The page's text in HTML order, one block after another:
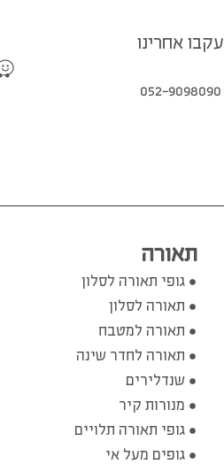
עקבו אחרינו
052-9098090
תאורה
גופי תאורה לסלון
תאורה לסלון
תאורה למטבח
תאורה לחדר שינה
שנדלירים
מנורות קיר
גופי תאורה תלויים
גופים מעל אי